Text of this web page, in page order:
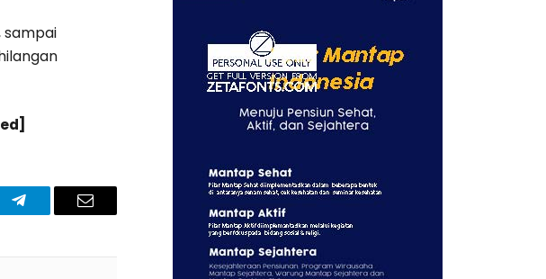
sampai
Telegram Email